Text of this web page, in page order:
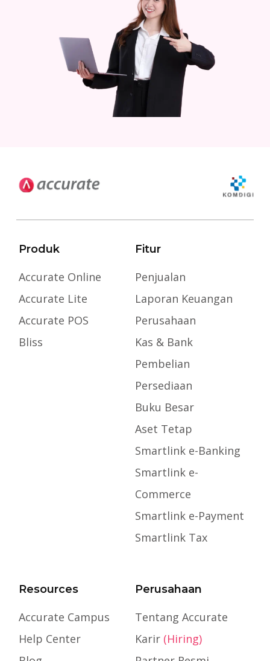
Produk
Accurate Online
Accurate Lite
Accurate POS
Bliss
Fitur
Penjualan
Laporan Keuangan
Perusahaan
Kas & Bank
Pembelian
Persediaan
Buku Besar
Aset Tetap
Smartlink e-Banking
Smartlink e-
Commerce
Smartlink e-Payment
Smartlink Tax
Resources
Accurate Campus
Help Center
Perusahaan
Tentang Accurate
Karir (Hiring)